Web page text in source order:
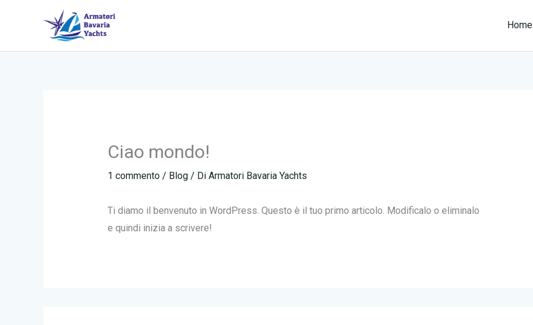
Home
Ciao mondo!
1 commento / Blog/ Di Armatori Bavaria Yachts
Ti diamo il benvenuto in WordPress. Questo è il tuo primo articolo. Modificalo o eliminalo
e quindi inizia a scrivere!